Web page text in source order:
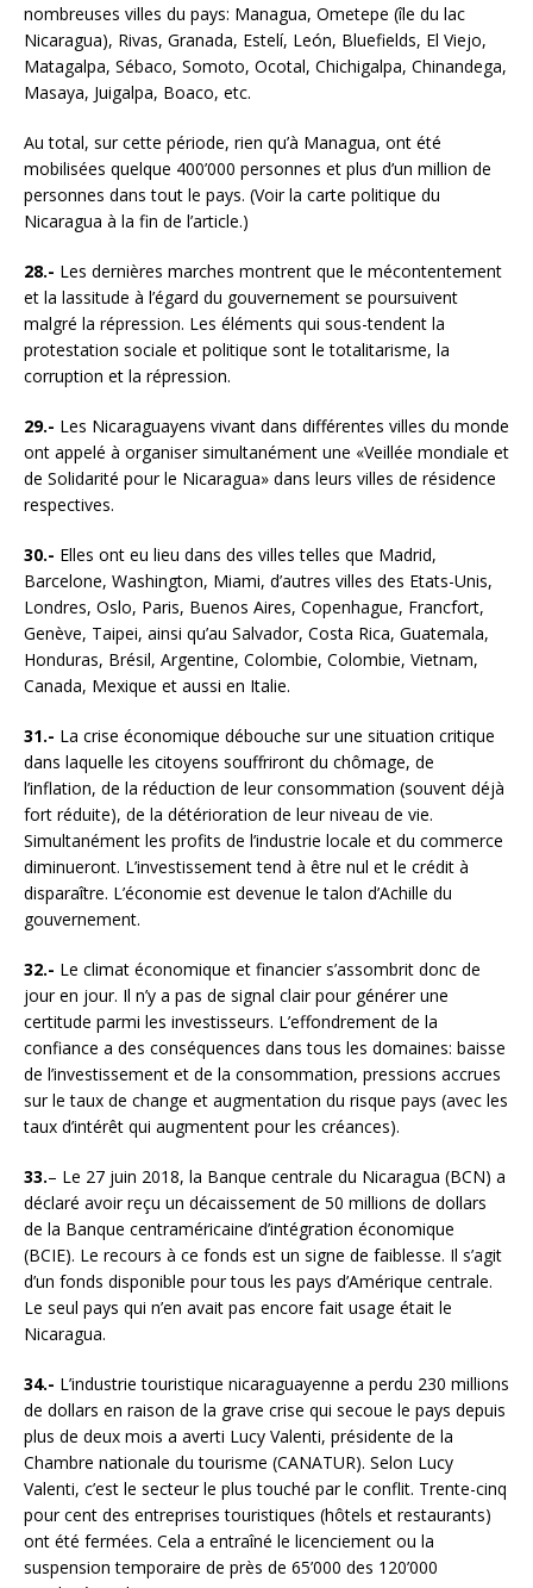
nombreuses villes du pays: Managua, Ometepe (île du lac
Nicaragua), Rivas, Granada, Estelí, León, Bluefields, El Viejo,
Matagalpa, Sébaco, Somoto, Ocotal, Chichigalpa, Chinandega,
Masaya, Juigalpa, Boaco, etc.
Au total, sur cette période, rien qu’à Managua, ont été
mobilisées quelque 400’000 personnes et plus d’un million de
personnes dans tout le pays. (Voir la carte politique du
Nicaragua à la fin de l’article.)
28.- Les dernières marches montrent que le mécontentement
et la lassitude à l’égard du gouvernement se poursuivent
malgré la répression. Les éléments qui sous-tendent la
protestation sociale et politique sont le totalitarisme, la
corruption et la répression.
29.- Les Nicaraguayens vivant dans différentes villes du monde
ont appelé à organiser simultanément une «Veillée mondiale et
de Solidarité pour le Nicaragua» dans leurs villes de résidence
respectives.
30.- Elles ont eu lieu dans des villes telles que Madrid,
Barcelone, Washington, Miami, d’autres villes des Etats-Unis,
Londres, Oslo, Paris, Buenos Aires, Copenhague, Francfort,
Genève, Taipei, ainsi qu’au Salvador, Costa Rica, Guatemala,
Honduras, Brésil, Argentine, Colombie, Colombie, Vietnam,
Canada, Mexique et aussi en Italie.
31.- La crise économique débouche sur une situation critique
dans laquelle les citoyens souffriront du chômage, de
l’inflation, de la réduction de leur consommation (souvent déjà
fort réduite), de la détérioration de leur niveau de vie.
Simultanément les profits de l’industrie locale et du commerce
diminueront. L’investissement tend à être nul et le crédit à
disparaître. L’économie est devenue le talon d’Achille du
gouvernement.
32.- Le climat économique et financier s’assombrit donc de
jour en jour. Il n’y a pas de signal clair pour générer une
certitude parmi les investisseurs. L’effondrement de la
confiance a des conséquences dans tous les domaines: baisse
de l’investissement et de la consommation, pressions accrues
sur le taux de change et augmentation du risque pays (avec les
taux d’intérêt qui augmentent pour les créances).
33.– Le 27 juin 2018, la Banque centrale du Nicaragua (BCN) a
déclaré avoir reçu un décaissement de 50 millions de dollars
de la Banque centraméricaine d’intégration économique
(BCIE). Le recours à ce fonds est un signe de faiblesse. Il s’agit
d’un fonds disponible pour tous les pays d’Amérique centrale.
Le seul pays qui n’en avait pas encore fait usage était le
Nicaragua.
34.- L’industrie touristique nicaraguayenne a perdu 230 millions
de dollars en raison de la grave crise qui secoue le pays depuis
plus de deux mois a averti Lucy Valenti, présidente de la
Chambre nationale du tourisme (CANATUR). Selon Lucy
Valenti, c’est le secteur le plus touché par le conflit. Trente-cinq
pour cent des entreprises touristiques (hôtels et restaurants)
ont été fermées. Cela a entraîné le licenciement ou la
suspension temporaire de près de 65’000 des 120’000